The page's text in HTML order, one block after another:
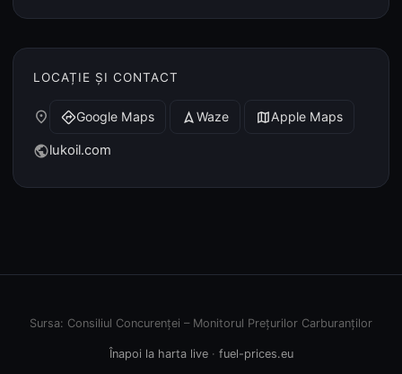
LOCAȚIE ȘI CONTACT
place directionsGoogle Maps navigation Waze mapApple Maps
publiclukoil.com
Sursa: Consiliul Concurenței – Monitorul Prețurilor Carburanților
Înapoi la harta live· fuel-prices.eu